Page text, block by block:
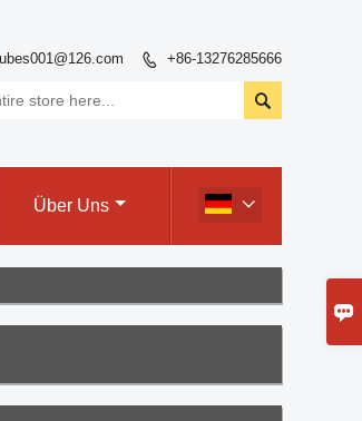

 +86-13276285666

Über Uns 